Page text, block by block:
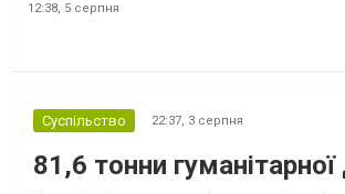
12:38, 5 серпня
Суспільство 22:37, 3 серпня
81,6 тонни